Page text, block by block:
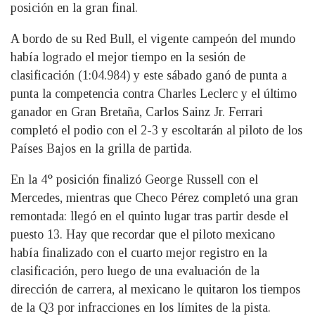
posición en la gran final.
A bordo de su Red Bull, el vigente campeón del mundo
había logrado el mejor tiempo en la sesión de
clasificación (1:04.984) y este sábado ganó de punta a
punta la competencia contra Charles Leclerc y el último
ganador en Gran Bretaña, Carlos Sainz Jr. Ferrari
completó el podio con el 2-3 y escoltarán al piloto de los
Países Bajos en la grilla de partida.
En la 4° posición finalizó George Russell con el
Mercedes, mientras que Checo Pérez completó una gran
remontada: llegó en el quinto lugar tras partir desde el
puesto 13. Hay que recordar que el piloto mexicano
había finalizado con el cuarto mejor registro en la
clasificación, pero luego de una evaluación de la
dirección de carrera, al mexicano le quitaron los tiempos
de la Q3 por infracciones en los límites de la pista.